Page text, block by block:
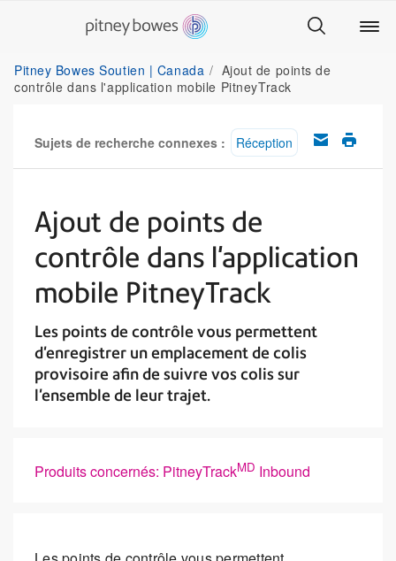
Pitney Bowes Soutien | Canada
Ajout de points de
contrôle dans l'application mobile PitneyTrack
Sujets de recherche connexes : Réception
Ajout de points de
contrôle dans l'application
mobile PitneyTrack
Les points de contrôle vous permettent
d'enregistrer un emplacement de colis
provisoire afin de suivre vos colis sur
l'ensemble de leur trajet.
Produits concernés: PitneyTrackMD Inbound